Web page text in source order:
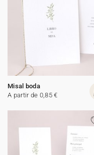
Misal boda
A partir de 0,85 €